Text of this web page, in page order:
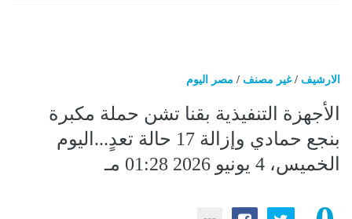
الارشيف /غير مصنف / مصر اليوم
الأجهزة التنفيذية بقنا تشن حملة مكبرة
بنجع حمادي وإزالة 17 حالة تعدٍ...اليوم
الخميس، 4 يونيو 2026 01:28 مـ